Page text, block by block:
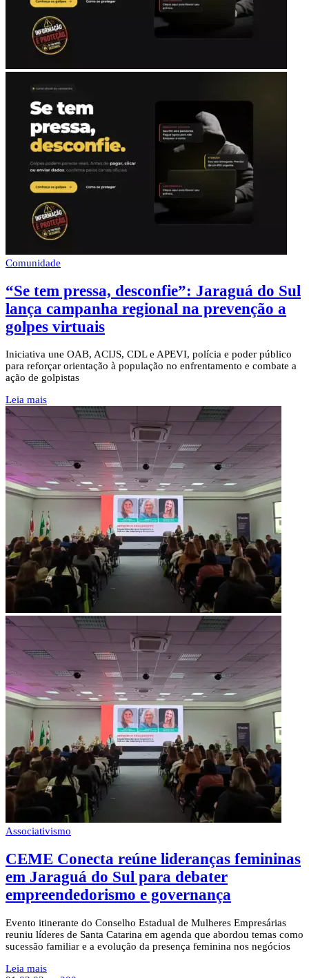
Comunidade
“Se tem pressa, desconfie”: Jaraguá do Sul
lança campanha regional na prevenção a
golpes virtuais
Iniciativa une OAB, ACIJS, CDL e APEVI, polícia e poder público
para reforçar orientação à população no enfrentamento e combate a
ação de golpistas
Leia mais
Associativismo
CEME Conecta reúne lideranças femininas
em Jaraguá do Sul para debater
empreendedorismo e governança
Evento itinerante do Conselho Estadual de Mulheres Empresárias
reuniu líderes de Santa Catarina em agenda que abordou temas como
sucessão familiar e a evolução da presença feminina nos negócios
Leia mais